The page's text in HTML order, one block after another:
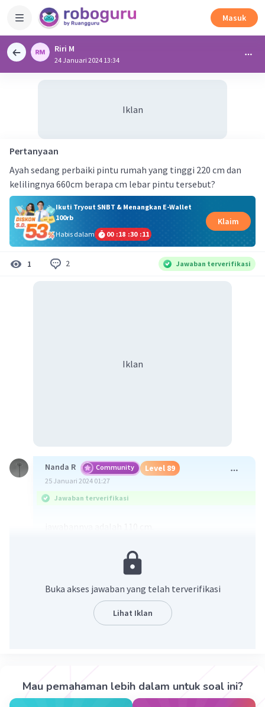
Masuk
Riri M
24 Januari 2024 13:34
Iklan
Pertanyaan
Ayah sedang perbaiki pintu rumah yang tinggi 220 cm dan
kelilingnya 660cm berapa cm lebar pintu tersebut?
Ikuti Tryout SNBT & Menangkan E-Wallet
100rb
Habis dalam
00 :18 :30 :11
Klaim
1 2 Jawaban terverifikasi
Iklan
Nanda R Community Level 89
25 Januari 2024 01:27
Jawaban terverifikasi
N. A Community Level 100
Buka akses jawaban yang telah terverifikasi
Lihat Iklan
Mau pemahaman lebih dalam untuk soal ini?